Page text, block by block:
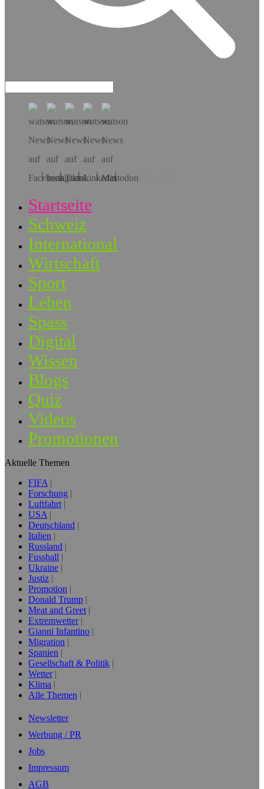
Hol dir die App!
Startseite
Schweiz
International
Wirtschaft
Sport
Leben
Spass
Digital
Wissen
Blogs
Quiz
Videos
Promotionen
Aktuelle Themen
FIFA
Forschung
Luftfahrt
USA
Deutschland
Italien
Russland
Fussball
Ukraine
Justiz
Promotion
Donald Trump
Meat and Greet
Extremwetter
Gianni Infantino
Migration
Spanien
Gesellschaft & Politik
Wetter
Klima
Alle Themen
Newsletter
Werbung / PR
Jobs
Impressum
AGB